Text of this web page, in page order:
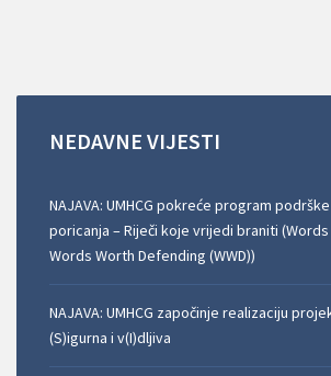
NEDAVNE VIJESTI
NAJAVA: UMHCG pokreće program
poricanja – Riječi koje vrijedi braniti
Words Worth Defending (WWD))
NAJAVA: UMHCG započinje realizaciju
(S)igurna i v(I)dljiva